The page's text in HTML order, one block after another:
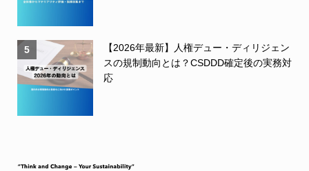
5
【2026年最新】人権デュー・ディリジェン
スの規制動向とは？CSDDD確定後の実務対
応